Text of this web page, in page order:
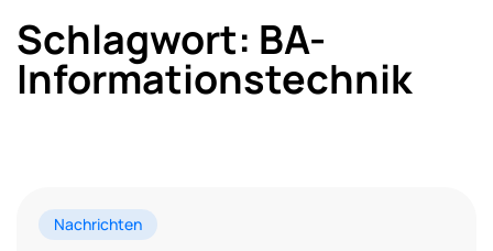
Schlagwort: BA-
Informationstechnik
Nachrichten